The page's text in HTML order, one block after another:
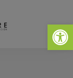
Abrir